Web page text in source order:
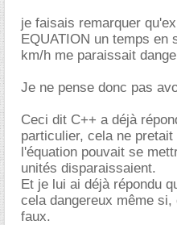
je faisais remarquer
EQUATION un temps en
km/h me paraissait
Je ne pense donc pas
Ceci dit C++ a déjà
particulier, cela ne
l'équation pouvait se
unités disparaissaient.
Et je lui ai déjà répondu
cela dangereux même
faux.